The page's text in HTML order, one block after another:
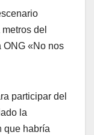
del
ONG «No nos
participar del
la
que habría